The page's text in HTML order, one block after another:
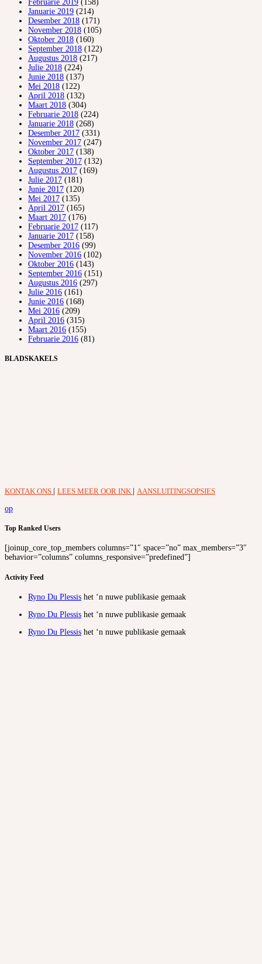
Februarie 2019 (158)
Januarie 2019 (214)
Desember 2018 (171)
November 2018 (105)
Oktober 2018 (160)
September 2018 (122)
Augustus 2018 (217)
Julie 2018 (224)
Junie 2018 (137)
Mei 2018 (122)
April 2018 (132)
Maart 2018 (304)
Februarie 2018 (224)
Januarie 2018 (268)
Desember 2017 (331)
November 2017 (247)
Oktober 2017 (138)
September 2017 (132)
Augustus 2017 (169)
Julie 2017 (181)
Junie 2017 (120)
Mei 2017 (135)
April 2017 (165)
Maart 2017 (176)
Februarie 2017 (117)
Januarie 2017 (158)
Desember 2016 (99)
November 2016 (102)
Oktober 2016 (143)
September 2016 (151)
Augustus 2016 (297)
Julie 2016 (161)
Junie 2016 (168)
Mei 2016 (209)
April 2016 (315)
Maart 2016 (155)
Februarie 2016 (81)
BLADSKAKELS
KONTAK ONS | LEES MEER OOR INK | AANSLUITINGSOPSIES
op
Top Ranked Users
[joinup_core_top_members columns=”1″ space=”no” max_members=”3″
behavior=”columns” columns_responsive=”predefined”]
Activity Feed
Ryno Du Plessis het ‘n nuwe publikasie gemaak
Ryno Du Plessis het ‘n nuwe publikasie gemaak
Ryno Du Plessis het ‘n nuwe publikasie gemaak